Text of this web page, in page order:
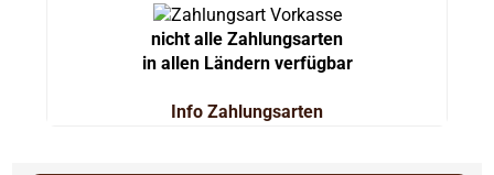
nicht alle Zahlungsarten
in allen Ländern verfügbar
Info Zahlungsarten